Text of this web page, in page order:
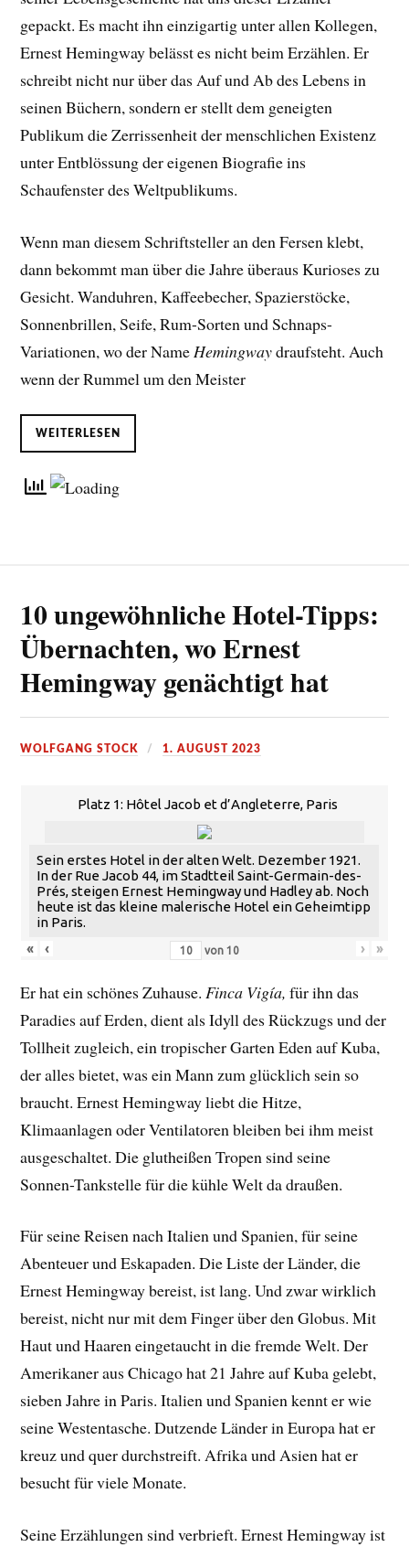
gepackt. Es macht ihn einzigartig unter allen Kollegen,
Ernest Hemingway belässt es nicht beim Erzählen. Er
schreibt nicht nur über das Auf und Ab des Lebens in
seinen Büchern, sondern er stellt dem geneigten
Publikum die Zerrissenheit der menschlichen Existenz
unter Entblössung der eigenen Biografie ins
Schaufenster des Weltpublikums.
Wenn man diesem Schriftsteller an den Fersen klebt,
dann bekommt man über die Jahre überaus Kurioses zu
Gesicht. Wanduhren, Kaffeebecher, Spazierstöcke,
Sonnenbrillen, Seife, Rum-Sorten und Schnaps-
Variationen, wo der NameHemingwaydraufsteht. Auch
wenn der Rummel um den Meister
WEITERLESEN
10 ungewöhnliche Hotel-Tipps:
Übernachten, wo Ernest
Hemingway genächtigt hat
WOLFGANG STOCK 1. AUGUST 2023
Platz 1: Hôtel Jacob et d’Angleterre, Paris
Sein erstes Hotel in der alten Welt. Dezember 1921.
In der Rue Jacob 44, im Stadtteil Saint-Germain-des-
Prés, steigen Ernest Hemingway und Hadley ab. Noch
heute ist das kleine malerische Hotel ein Geheimtipp
in Paris.
«
‹ von 10 › »
Er hat ein schönes Zuhause. Finca Vigía, für ihn das
Paradies auf Erden, dient als Idyll des Rückzugs und der
Tollheit zugleich, ein tropischer Garten Eden auf Kuba,
der alles bietet, was ein Mann zum glücklich sein so
braucht. Ernest Hemingway liebt die Hitze,
Klimaanlagen oder Ventilatoren bleiben bei ihm meist
ausgeschaltet. Die glutheißen Tropen sind seine
Sonnen-Tankstelle für die kühle Welt da draußen.
Für seine Reisen nach Italien und Spanien, für seine
Abenteuer und Eskapaden. Die Liste der Länder, die
Ernest Hemingway bereist, ist lang. Und zwar wirklich
bereist, nicht nur mit dem Finger über den Globus. Mit
Haut und Haaren eingetaucht in die fremde Welt. Der
Amerikaner aus Chicago hat 21 Jahre auf Kuba gelebt,
sieben Jahre in Paris. Italien und Spanien kennt er wie
seine Westentasche. Dutzende Länder in Europa hat er
kreuz und quer durchstreift. Afrika und Asien hat er
besucht für viele Monate.
Seine Erzählungen sind verbrieft. Ernest Hemingway ist